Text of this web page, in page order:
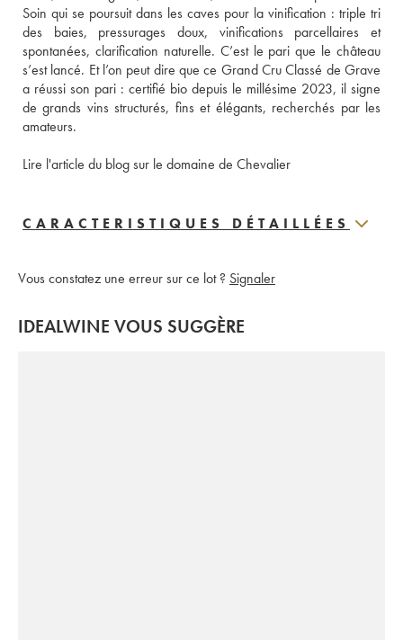
Soin qui se poursuit dans les caves pour la vinification : triple tri
des baies, pressurages doux, vinifications parcellaires et
spontanées, clarification naturelle. C’est le pari que le château
s’est lancé. Et l’on peut dire que ce Grand Cru Classé de Grave
a réussi son pari : certifié bio depuis le millésime 2023, il signe
de grands vins structurés, fins et élégants, recherchés par les
amateurs.
Lire l'article du blog sur le domaine de Chevalier
CARACTERISTIQUES DÉTAILLÉES
Vous constatez une erreur sur ce lot ? Signaler
IDEALWINE VOUS SUGGÈRE